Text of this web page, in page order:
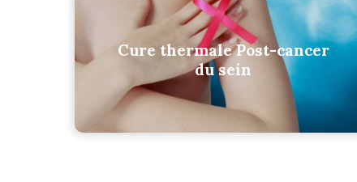
Cure thermale Post-cancer
du sein